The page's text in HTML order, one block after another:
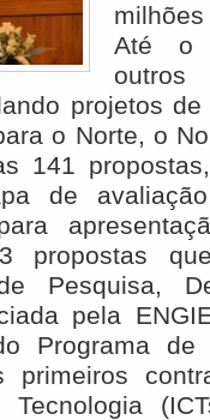
Até o
outros
projetos
o Norte, o
141
de
propostas
Pesquisa,
pela
Programa de